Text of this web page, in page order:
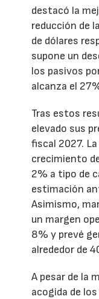
destacó la
reducción de
de dólares
supone un
los pasivos
alcanza el
Tras estos
elevado sus
fiscal 2027.
crecimiento
2% a tipo de
estimación
Asimismo,
un margen
8% y prevé
alrededor de
A pesar de la
acogida de